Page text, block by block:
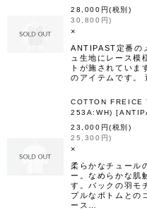
28,000 円(税別)
30,800 円)
×
ANTIPAST定番の
ュ生地にレース模
トが施されていま
のアイテムです。
COTTON FREICE
253A:WH) [
23,000 円(税別)
25,300 円)
×
柔らかなチュール
ー。なめらかな肌
す。バックの羽モ
プルなボトムとの
ース…